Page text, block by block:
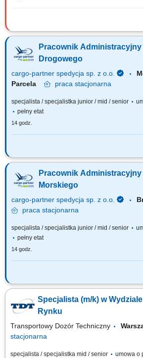
Zakres obowiązków: Zapewnienie sprawnej
procesów związanych z fakturowaniem i
służbowych. Przygotowywanie tłumaczeń
Pracownik Administracyjny ds. Frachtu
Drogowego
cargo-partner spedycja sp. z o.o.
Parcela
praca stacjonarna
specjalista / specjalistka junior / mid / senior
pełny etat
14 godz.
Do Twoich najważniejszych zadań na tym
sprawdzanie poprawności i archiwizowanie
faktur) współpraca z biurami cargo-partner w
Pracownik
Morskiego
cargo-partner spedycja sp. z o.o.
praca stacjonarna
specjalista / specjalistka junior / mid / senior
pełny etat
14 godz.
Do Twoich najważniejszych zadań na tym
sprawdzanie poprawności i archiwizowanie
faktur) współpraca z biurami cargo-partner w
Specjalista (m/k) w
Rynku
Transportowy Dozór Techniczny
stacjonarna
specjalista / specjalistka mid / senior umowa o